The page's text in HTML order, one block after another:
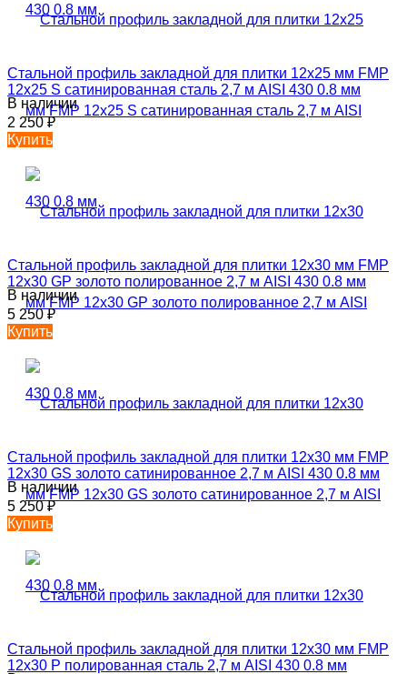
Стальной профиль закладной для плитки 12х25 мм FMP
12х25 S сатинированная сталь 2,7 м AISI 430 0.8 мм
В наличии
2 250₽
Купить
Стальной профиль закладной для плитки 12х30 мм FMP
12х30 GP золото полированное 2,7 м AISI 430 0.8 мм
В наличии
5 250₽
Купить
Стальной профиль закладной для плитки 12х30 мм FMP
12х30 GS золото сатинированное 2,7 м AISI 430 0.8 мм
В наличии
5 250₽
Купить
Стальной профиль закладной для плитки 12х30 мм FMP
12х30 P полированная сталь 2,7 м AISI 430 0.8 мм